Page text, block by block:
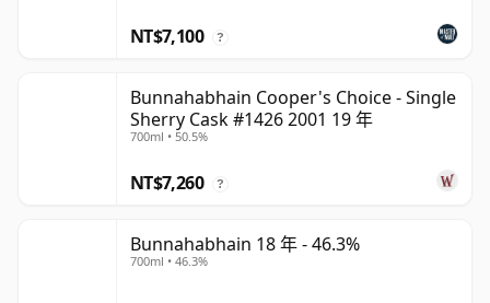
NT$7,100 ?
Bunnahabhain Cooper's Choice - Single
Sherry Cask #1426 2001 19 年
700ml • 50.5%
NT$7,260 ?
Bunnahabhain 18 年 - 46.3%
700ml • 46.3%